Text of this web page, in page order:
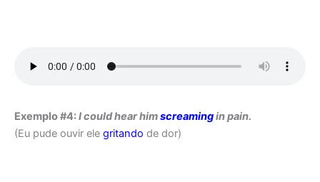
Exemplo #4:I could hear himscreamingin pain.
(Eu pude ouvir ele gritando de dor)